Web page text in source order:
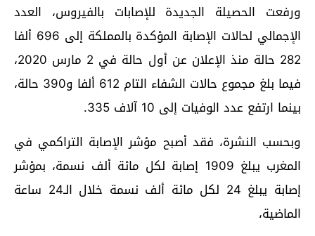
ورفعت الحصيلة الجديدة للإصابات بالفيروس، العدد
الإجمالي لحالات الإصابة المؤكدة بالمملكة إلى 696 ألفا
282 حالة منذ الإعلان عن أول حالة في 2 مارس 2020،
فيما بلغ مجموع حالات الشفاء التام 612 ألفا و390 حالة،
بينما ارتفع عدد الوفيات إلى 10 آلاف 335.
وبحسب النشرة، فقد أصبح مؤشر الإصابة التراكمي في
المغرب يبلغ 1909 إصابة لكل مائة ألف نسمة، بمؤشر
إصابة يبلغ 24 لكل مائة ألف نسمة خلال الـ24 ساعة
الماضية،